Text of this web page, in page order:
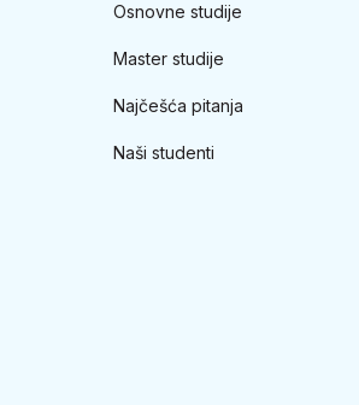
Osnovne studije
Master studije
Najčešća pitanja
Naši studenti